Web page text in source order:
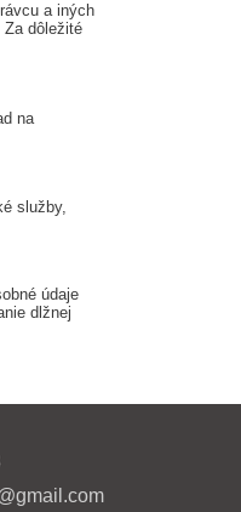
a iných
dôležité
na
služby,
údaje
dlžnej